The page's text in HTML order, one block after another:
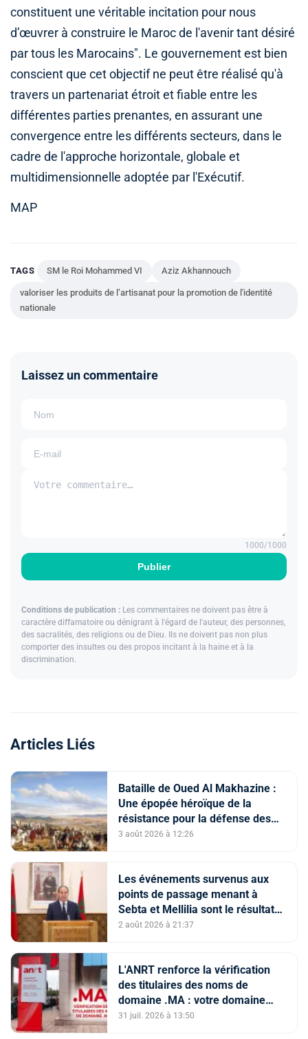
constituent une véritable incitation pour nous
d’œuvrer à construire le Maroc de l'avenir tant désiré
par tous les Marocains". Le gouvernement est bien
conscient que cet objectif ne peut être réalisé qu'à
travers un partenariat étroit et fiable entre les
différentes parties prenantes, en assurant une
convergence entre les différents secteurs, dans le
cadre de l'approche horizontale, globale et
multidimensionnelle adoptée par l'Exécutif.
MAP
TAGS SM le Roi Mohammed VI Aziz Akhannouch
valoriser les produits de l’artisanat pour la promotion de l'identité
nationale
Laissez un commentaire
Publier
1000/1000
Conditions de publication : Les commentaires ne doivent pas être à
caractère diffamatoire ou dénigrant à l'égard de l'auteur, des personnes,
des sacralités, des religions ou de Dieu. Ils ne doivent pas non plus
comporter des insultes ou des propos incitant à la haine et à la
discrimination.
Articles Liés
Bataille de Oued Al Makhazine :
Une épopée héroïque de la
résistance pour la défense des
constantes nationales
3 août 2026 à 12:26
Les événements survenus aux
points de passage menant à
Sebta et Mellilia sont le résultat
de facteurs intriqués, dont
numérique et la diffusion
d'informations trompeuses
(Porte-parole du ministère de
l'Intérieur)
2 août 2026 à 21:37
L'ANRT renforce la vérification
des titulaires des noms de
domaine .MA : votre domaine
est-il en ServerHold ?
31 juil. 2026 à 13:50